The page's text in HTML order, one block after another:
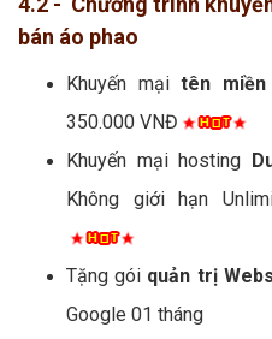
bán áo phao
Khuyến mạitên miền
350.000 VNĐ
Khuyến mại hosting
Không giới hạn
Tặng gói quản trị
Google 01 tháng